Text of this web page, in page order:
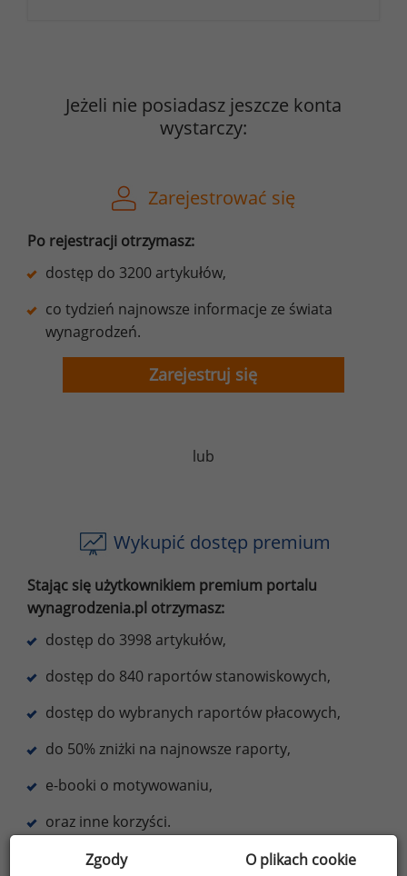
Jeżeli nie posiadasz jeszcze konta
wystarczy:
Zarejestrować się
Po rejestracji otrzymasz:
dostęp do 3200 artykułów,
co tydzień najnowsze informacje ze świata
wynagrodzeń.
Zarejestruj się
lub
Wykupić dostęp premium
Stając się użytkownikiem premium portalu
wynagrodzenia.pl otrzymasz:
dostęp do 3998 artykułów,
dostęp do 840 raportów stanowiskowych,
dostęp do wybranych raportów płacowych,
do 50% zniżki na najnowsze raporty,
e-booki o motywowaniu,
oraz inne korzyści.
Dowiedz się więcej
Zgody O plikach cookie